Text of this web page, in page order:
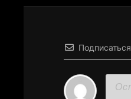
Подписаться